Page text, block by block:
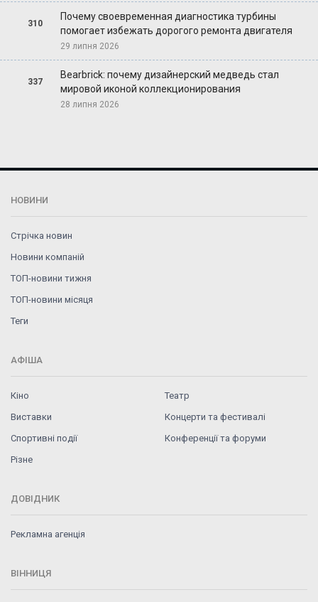
310
Почему своевременная диагностика турбины
помогает избежать дорогого ремонта двигателя
29 липня 2026
337
Bearbrick: почему дизайнерский медведь стал
мировой иконой коллекционирования
28 липня 2026
НОВИНИ
Стрічка новин
Новини компаній
ТОП-новини тижня
ТОП-новини місяця
Теги
АФІША
Кіно
Театр
Виставки
Концерти та фестивалі
Спортивні події
Конференції та форуми
Різне
ДОВІДНИК
Рекламна агенція
ВІННИЦЯ